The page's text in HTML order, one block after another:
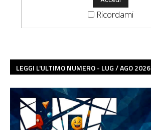
Ricordami
LEGGI L'ULTIMO NUMERO - LUG / AGO 2026